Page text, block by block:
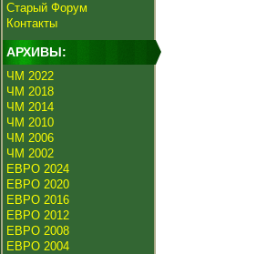
Старый Форум
Контакты
АРХИВЫ:
ЧМ 2022
ЧМ 2018
ЧМ 2014
ЧМ 2010
ЧМ 2006
ЧМ 2002
ЕВРО 2024
ЕВРО 2020
ЕВРО 2016
ЕВРО 2012
ЕВРО 2008
ЕВРО 2004